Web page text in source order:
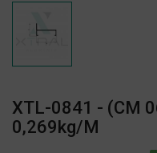
XTL-0841 - (CM
0,269kg/m